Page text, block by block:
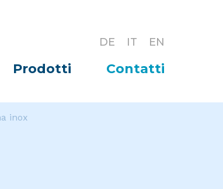
DE IT EN
Prodotti Contatti
inox